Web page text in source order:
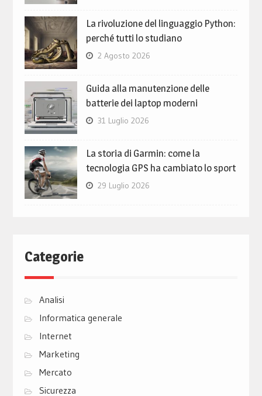
La rivoluzione del linguaggio Python:
perché tutti lo studiano
2 Agosto 2026
Guida alla manutenzione delle
batterie dei laptop moderni
31 Luglio 2026
La storia di Garmin: come la
tecnologia GPS ha cambiato lo sport
29 Luglio 2026
Categorie
Analisi
Informatica generale
Internet
Marketing
Mercato
Sicurezza